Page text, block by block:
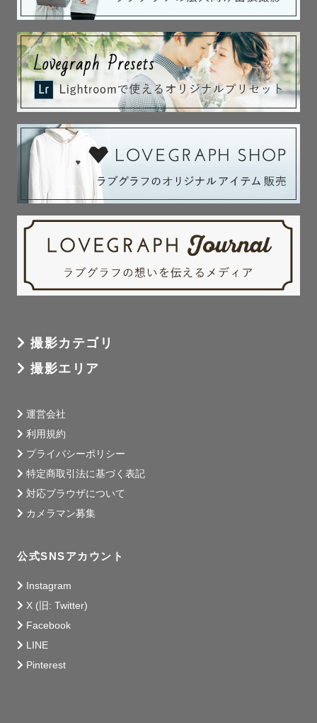
撮影カテゴリ
撮影エリア
運営会社
利用規約
プライバシーポリシー
特定商取引法に基づく表記
対応ブラウザについて
カメラマン募集
公式SNSアカウント
Instagram
X (旧: Twitter)
Facebook
LINE
Pinterest